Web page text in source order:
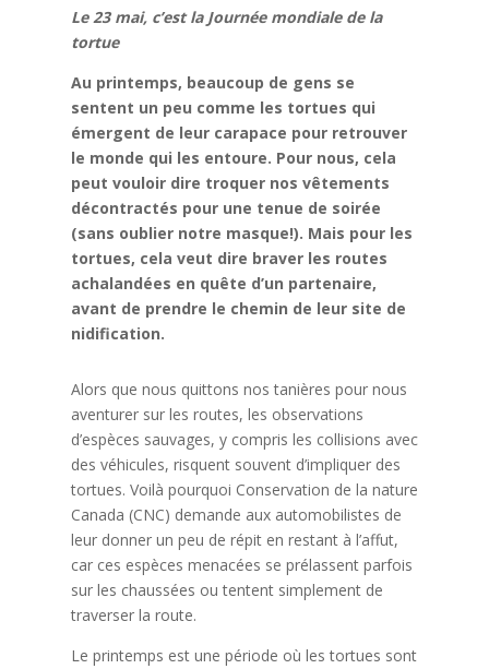
Le 23 mai, c’est la Journée mondiale de la
tortue
Au printemps, beaucoup de gens se
sentent un peu comme les tortues qui
émergent de leur carapace pour retrouver
le monde qui les entoure. Pour nous, cela
peut vouloir dire troquer nos vêtements
décontractés pour une tenue de soirée
(sans oublier notre masque!). Mais pour les
tortues, cela veut dire braver les routes
achalandées en quête d’un partenaire,
avant de prendre le chemin de leur site de
nidification.
Alors que nous quittons nos tanières pour nous
aventurer sur les routes, les observations
d’espèces sauvages, y compris les collisions avec
des véhicules, risquent souvent d’impliquer des
tortues. Voilà pourquoi Conservation de la nature
Canada (CNC) demande aux automobilistes de
leur donner un peu de répit en restant à l’affut,
car ces espèces menacées se prélassent parfois
sur les chaussées ou tentent simplement de
traverser la route.
Le printemps est une période où les tortues sont